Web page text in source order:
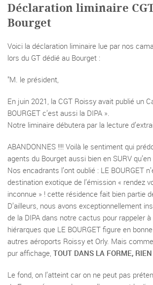
Déclaration liminaire
Bourget
Voici la déclaration liminaire lue par nos
lors du GT dédié au Bourget :
"M. le président,
En juin 2021, la CGT Roissy avait publié un
BOURGET c’est aussi la DIPA ».
Notre liminaire débutera par la lecture
ABANDONNES !!!! Voilà le sentiment qui
agents du Bourget aussi bien en SURV qu’en
Nos encadrants l’ont oublié : LE BOURGET
destination exotique de l’émission « rendez
inconnue » ! cette résidence fait bien partie
D’ailleurs, nous avons exceptionnellement
de la DIPA dans notre cactus pour rappeler
hiérarques que LE BOURGET figure en
autres aéroports Roissy et Orly. Mais
pur affichage, TOUT DANS LA FORME,
Le fond, on l’atteint car on ne peut pas